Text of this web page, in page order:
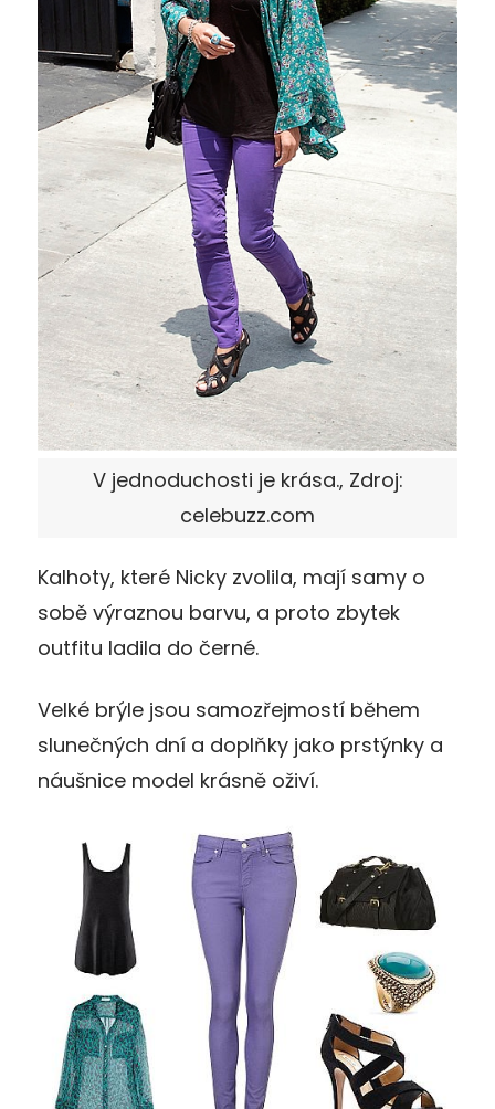
V jednoduchosti je krása., Zdroj:
celebuzz.com
Kalhoty, které Nicky zvolila, mají samy o
sobě výraznou barvu, a proto zbytek
outfitu ladila do černé.
Velké brýle jsou samozřejmostí během
slunečných dní a doplňky jako prstýnky a
náušnice model krásně oživí.